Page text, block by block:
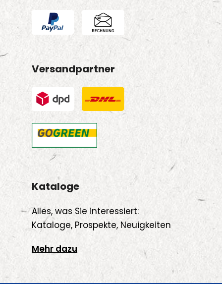
Versandpartner
Kataloge
Alles, was Sie interessiert:
Kataloge, Prospekte, Neuigkeiten
Mehr dazu